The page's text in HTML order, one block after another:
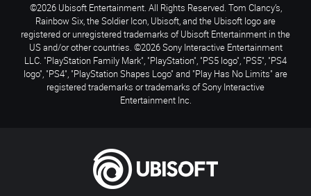
©2026 Ubisoft Entertainment. All Rights Reserved. Tom Clancy’s,
Rainbow Six, the Soldier Icon, Ubisoft, and the Ubisoft logo are
registered or unregistered trademarks of Ubisoft Entertainment in the
US and/or other countries. ©2026 Sony Interactive Entertainment
LLC. "PlayStation Family Mark", "PlayStation", "PS5 logo", "PS5", "PS4
logo", "PS4", "PlayStation Shapes Logo" and "Play Has No Limits" are
registered trademarks or trademarks of Sony Interactive
Entertainment Inc.